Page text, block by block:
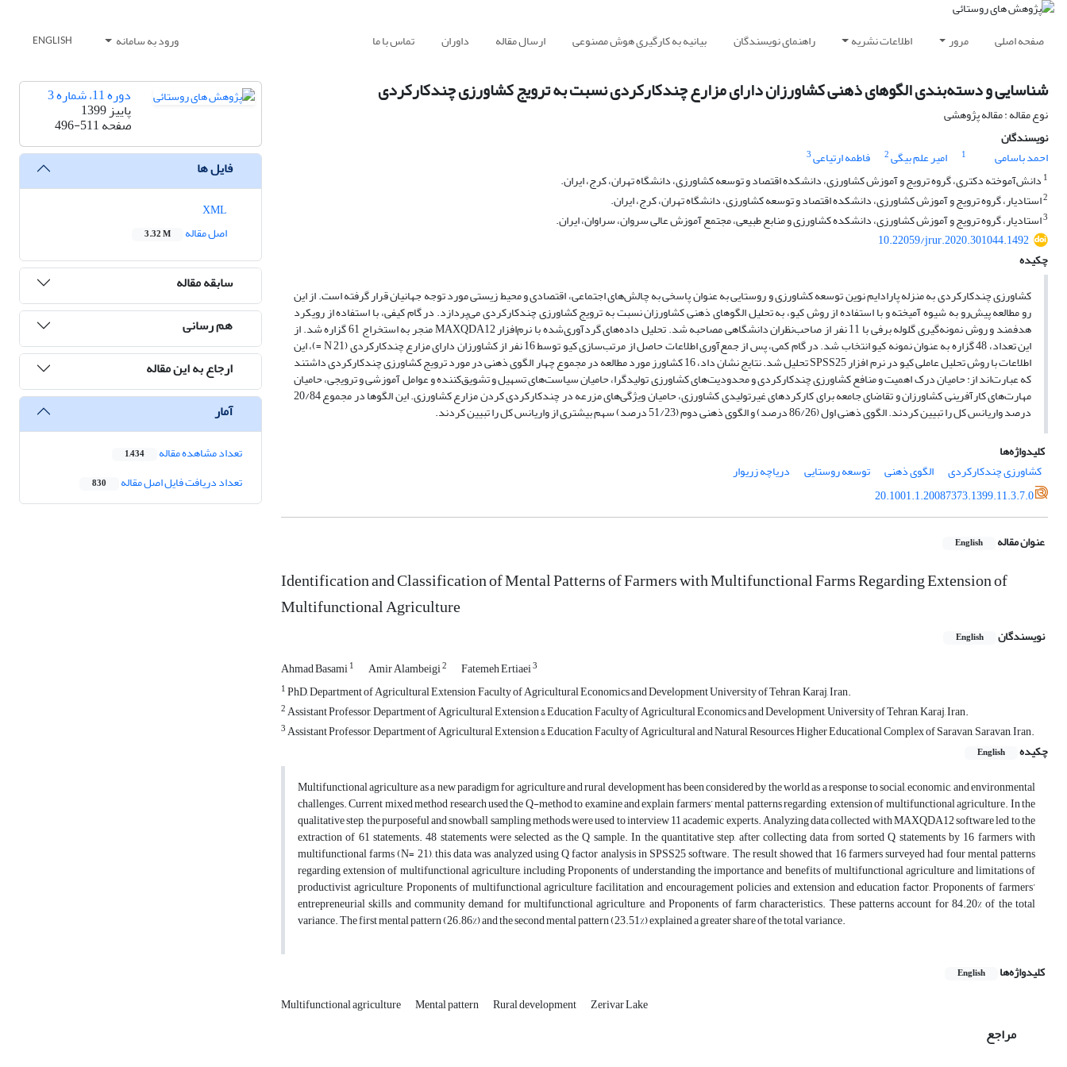
صفحه اصلی مرور اطلاعات نشریه راهنمای نویسندگان بیانیه به کارگیری هوش مصنوعی ارسال مقاله داوران تماس با ما ورود به سامانه ENGLISH
شناسایی و دسته‌بندی الگوهای ذهنی کشاورزان دارای مزارع‌ چندکارکردی نسبت به ترویج کشاورزی چندکارکردی
نوع مقاله : مقاله پژوهشی
نویسندگان
احمد باسامی
1 امیر علم بیگی2 فاطمه ارتیاعی3
1 دانش‌آموخته دکتری، گروه ترویج و آموزش کشاورزی، دانشکده اقتصاد و توسعه کشاورزی، دانشگاه تهران، کرج، ایران.
2استادیار، گروه ترویج و آموزش کشاورزی، دانشکده اقتصاد و توسعه کشاورزی، دانشگاه تهران، کرج، ایران.
3استادیار، گروه ترویج و آموزش کشاورزی، دانشکده کشاورزی و منابع طبیعی، مجتمع آموزش عالی سروان، سراوان، ایران.
10.22059/jrur.2020.301044.1492
چکیده
کشاورزی چندکارکردی به منزله پارادایم نوین توسعه کشاورزی و روستایی به عنوان پاسخی به چالش‌های اجتماعی، اقتصادی و محیط زیستی مورد توجه جهانیان قرار گرفته است. از این
رو مطالعه پیش‌رو به شیوه آمیخته و با استفاده از روش کیو، به تحلیل الگوهای ذهنی کشاورزان نسبت به ترویج کشاورزی چندکارکردی می‌پردازد. در گام کیفی، با استفاده از رویکرد
هدفمند و روش نمونه‌گیری گلوله برفی با 11 نفر از صاحب‌نظران دانشگاهی مصاحبه شد. تحلیل داده‌های گردآوری‌شده با نرم‌افزار MAXQDA12 منجر به استخراج 61 گزاره شد. از
این تعداد، 48 گزاره به عنوان نمونه کیو انتخاب شد. در گام کمی، پس از جمع‌آوری اطلاعات حاصل از مرتب‌سازی کیو توسط 16 نفر از کشاورزان دارای مزارع چندکارکردی (21 N =)، این
اطلاعات با روش تحلیل عاملی کیو در نرم افزار SPSS25 تحلیل شد. نتایج نشان داد، 16 کشاورز مورد مطالعه در مجموع چهار الگوی ذهنی در مورد ترویج کشاورزی چندکارکردی داشتند
که عبارت‌اند از: حامیان درک اهمیت و منافع کشاورزی چندکارکردی و محدودیت‌های کشاورزی تولیدگرا، حامیان سیاست‌های تسهیل و تشویق‌کننده و عوامل آموزشی و ترویجی، حامیان
مهارت‌های کارآفرینی کشاورزان و تقاضای جامعه برای کارکردهای غیرتولیدی کشاورزی، حامیان ویژگی‌های مزرعه در چندکارکردی کردن مزارع کشاورزی. این الگوها در مجموع 20/84
درصد واریانس کل را تبیین کردند. الگوی ذهنی اول (86/26 درصد) و الگوی ذهنی دوم (51/23 درصد) سهم بیشتری از واریانس کل را تبیین کردند.
کلیدواژه‌ها
کشاورزی چندکارکردی
الگوی ذهنی توسعه روستایی
دریاچه زریوار
20.1001.1.20087373.1399.11.3.7.0
عنوان مقاله English
Identification and Classification of Mental Patterns of Farmers with Multifunctional Farms Regarding Extension of
Multifunctional Agriculture
نویسندگان English
Ahmad Basami1 Amir Alambeigi2 Fatemeh Ertiaei3
1PhD, Department of Agricultural Extension, Faculty of Agricultural Economics and Development University of Tehran, Karaj, Iran.
2Assistant Professor, Department of Agricultural Extension & Education, Faculty of Agricultural Economics and Development, University of Tehran, Karaj, Iran.
3Assistant Professor, Department of Agricultural Extension & Education, Faculty of Agricultural and Natural Resources, Higher Educational Complex of Saravan, Saravan, Iran.
چکیده
English
Multifunctional agriculture as a new paradigm for agriculture and rural development has been considered by the world as a response to social, economic, and environmental
challenges. Current mixed method research used the Q-method to examine and explain farmers’ mental patterns regarding extension of multifunctional agriculture. In the
qualitative step, the purposeful and snowball sampling methods were used to interview 11 academic experts. Analyzing data collected with MAXQDA12 software led to the
extraction of 61 statements. 48 statements were selected as the Q sample. In the quantitative step, after collecting data from sorted Q statements by 16 farmers with
multifunctional farms (N= 21), this data was analyzed using Q factor analysis in SPSS25 software. The result showed that 16 farmers surveyed had four mental patterns
regarding extension of multifunctional agriculture, including Proponents of understanding the importance and benefits of multifunctional agriculture and limitations of
productivist agriculture, Proponents of multifunctional agriculture facilitation and encouragement policies and extension and education factor, Proponents of farmers’
entrepreneurial skills and community demand for multifunctional agriculture, and Proponents of farm characteristics. These patterns account for 84.20% of the total
variance. The first mental pattern (26.86%) and the second mental pattern (23.51%) explained a greater share of the total variance.
کلیدواژه‌ها English
Multifunctional agriculture Mental pattern Rural development Zerivar Lake
مراجع
دوره 11، شماره 3
پاییز 1399
صفحه496-511
فایل ها
اصل مقاله
3.32 M
سابقه مقاله
هم رسانی
ارجاع به این مقاله
آمار
تعداد مشاهده مقاله 1,434
تعداد دریافت فایل اصل مقاله 830